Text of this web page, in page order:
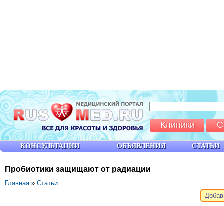
Пробиотики защищают от радиации
Главная » Статьи
КОНСУЛЬТАЦИИ ОБЪЯВЛЕНИЯ СТАТЬИ
Клиники